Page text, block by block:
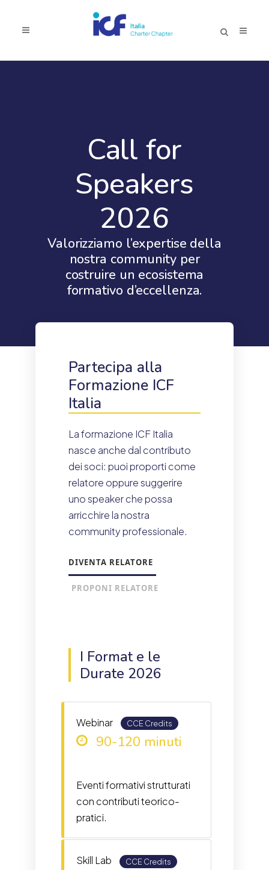
Call for
Speakers
2026
Valorizziamo l’expertise della
nostra community per
costruire un ecosistema
formativo d’eccellenza.
Partecipa alla
Formazione ICF
Italia
La formazione ICF Italia
nasce anche dal contributo
dei soci: puoi proporti come
relatore oppure suggerire
uno speaker che possa
arricchire la nostra
community professionale.
DIVENTA RELATORE
PROPONI RELATORE
I Format e le
Durate 2026
Webinar CCE Credits
90-120 minuti
Eventi formativi strutturati
con contributi teorico-
pratici.
Skill Lab CCE Credits